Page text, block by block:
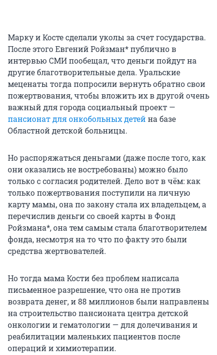
Марку и Косте сделали уколы за счет государства.
После этого Евгений Ройзман* публично в
интервью СМИ пообещал, что деньги пойдут на
другие благотворительные дела. Уральские
меценаты тогда попросили вернуть обратно свои
пожертвования, чтобы вложить их в другой очень
важный для города социальный проект —
пансионат для онкобольных детейна базе
Областной детской больницы.
Но распоряжаться деньгами (даже после того, как
они оказались не востребованы) можно было
только с согласия родителей. Дело вот в чём: как
только пожертвования поступили на личную
карту мамы, она по закону стала их владельцем, а
перечислив деньги со своей карты в Фонд
Ройзмана*, она тем самым стала благотворителем
фонда, несмотря на то что по факту это были
средства жертвователей.
Но тогда мама Кости без проблем написала
письменное разрешение, что она не против
возврата денег, и 88 миллионов были направлены
на строительство пансионата центра детской
онкологии и гематологии — для долечивания и
реабилитации маленьких пациентов после
операций и химиотерапии.